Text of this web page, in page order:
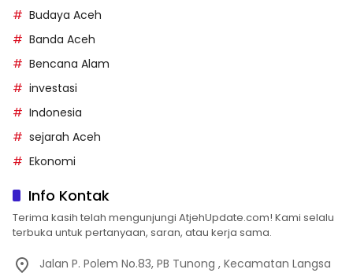
Budaya Aceh
Banda Aceh
Bencana Alam
investasi
Indonesia
sejarah Aceh
Ekonomi
Info Kontak
Terima kasih telah mengunjungi AtjehUpdate.com! Kami selalu
terbuka untuk pertanyaan, saran, atau kerja sama.
Jalan P. Polem No.83, PB Tunong , Kecamatan Langsa